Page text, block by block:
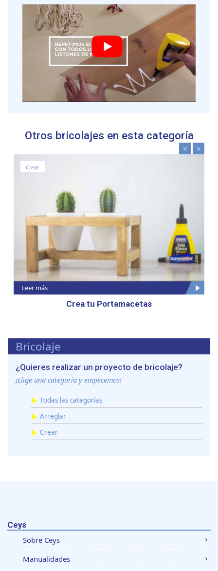
Otros bricolajes en esta categoría
Crear
Leer más
Crea tu Portamacetas
< >
Bricolaje
¿Quieres realizar un proyecto de bricolaje?
¡Elige una categoría y empecemos!
Todas las categorías
Arreglar
Crear
Ceys
Sobre Ceys
Manualidades